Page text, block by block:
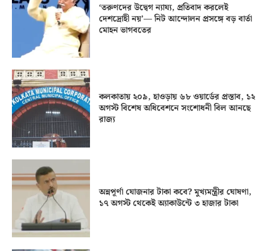
‘তরুণদের উদ্বেগ ন্যায্য, প্রতিবাদ করলেই
দেশদ্রোহী নয়’— নিট আন্দোলন প্রসঙ্গে বড় বার্তা
মোহন ভাগবতের
কলকাতায় ২০৯, হাওড়ায় ৬৮ ওয়ার্ডের প্রস্তাব, ১২
অগস্ট বিশেষ অধিবেশনে সংশোধনী বিল আনছে
রাজ্য
অন্নপূর্ণা যোজনার টাকা কবে? মুখ্যমন্ত্রীর ঘোষণা,
১৭ অগস্ট থেকেই অ্যাকাউন্টে ৩ হাজার টাকা